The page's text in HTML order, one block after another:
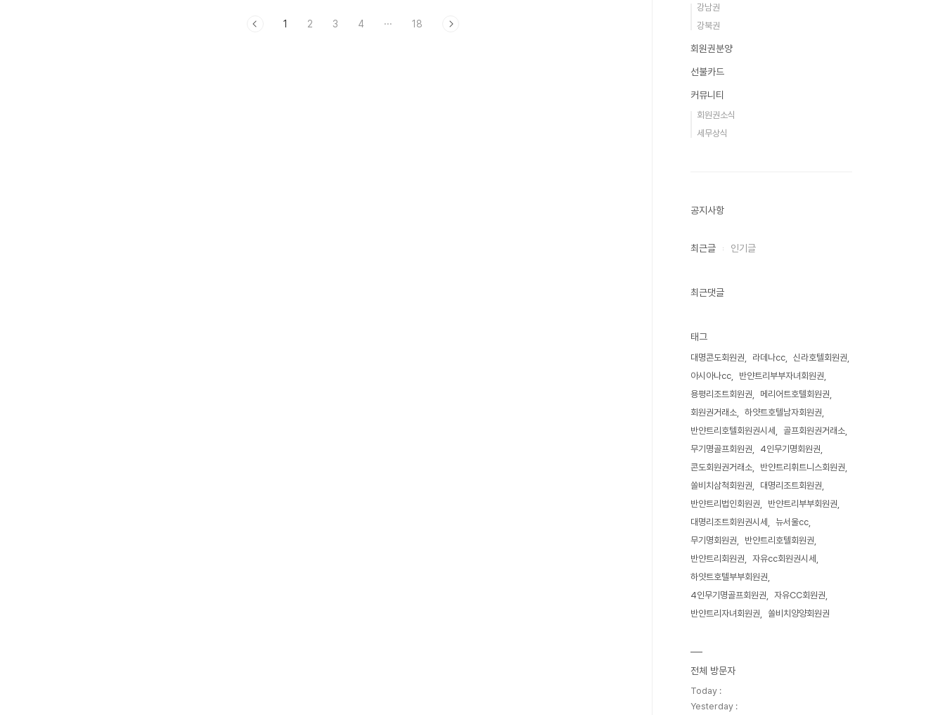
1 2 3 4 ··· 18
강남권
강북권
회원권분양
선불카드
커뮤니티
회원권소식
세무상식
공지사항
최근글 인기글
최근댓글
태그
대명콘도회원권 라데나cc
신라호텔회원권
아시아나cc
반얀트리부부자녀회원권
용평리조트회원권
메리어트호텔회원권
회원권거래소
하얏트호텔남자회원권
반얀트리호텔회원권시세
골프회원권거래소
무기명골프회원권
4인무기명회원권
콘도회원권거래소
반얀트리휘트니스회원권
쏠비치삼척회원권
대명리조트회원권
반얀트리법인회원권
반얀트리부부회원권
대명리조트회원권시세
뉴서울cc
무기명회원권
반얀트리호텔회원권
반얀트리회원권
자유cc회원권시세
하얏트호텔부부회원권
4인무기명골프회원권
자유CC회원권
반얀트리자녀회원권
쏠비치양양회원권
전체 방문자
Today :
Yesterday :